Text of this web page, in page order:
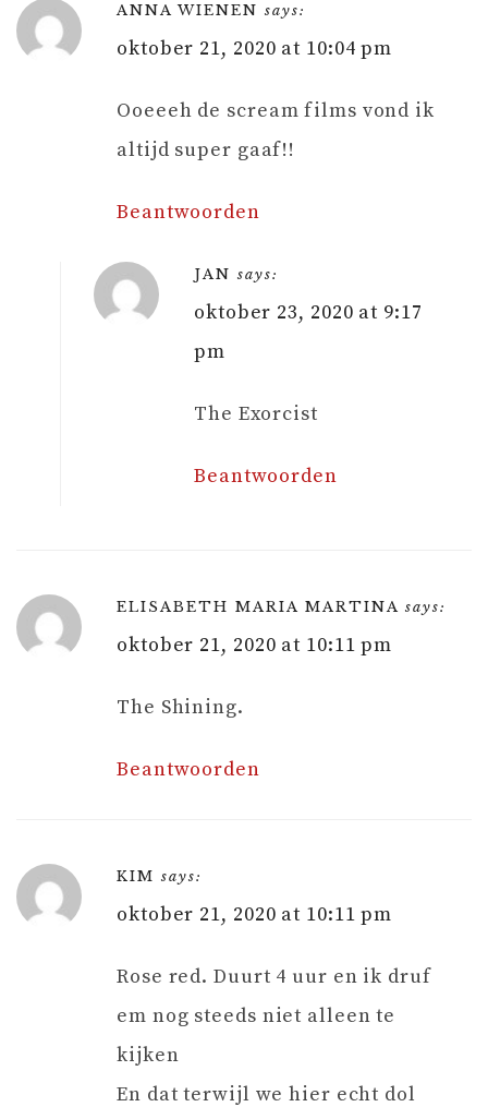
ANNA WIENEN says:
oktober 21, 2020 at 10:04 pm
Ooeeeh de scream films vond ik
altijd super gaaf!!
Beantwoorden
JAN says:
oktober 23, 2020 at 9:17
pm
The Exorcist
Beantwoorden
ELISABETH MARIA MARTINA says:
oktober 21, 2020 at 10:11 pm
The Shining.
Beantwoorden
KIM says:
oktober 21, 2020 at 10:11 pm
Rose red. Duurt 4 uur en ik druf
em nog steeds niet alleen te
kijken
En dat terwijl we hier echt dol